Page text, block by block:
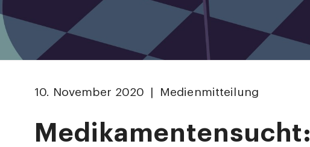
10. November 2020 | Medienmitteilung
Medikamentensucht: